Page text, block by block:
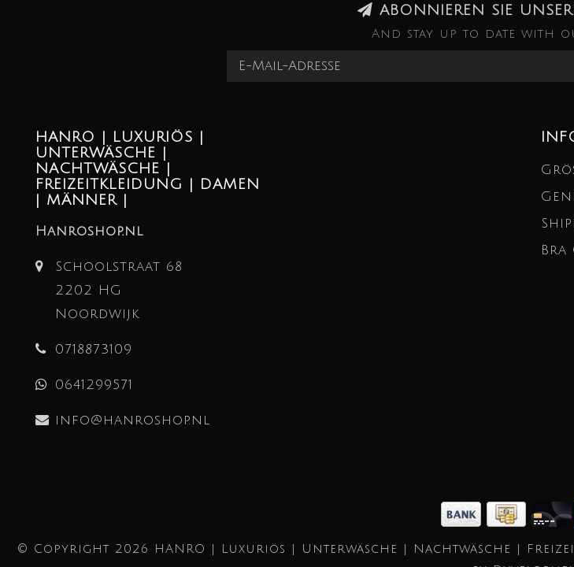
ABONNIEREN SIE
And stay up to date with
HANRO | LUXURIÖS |
UNTERWÄSCHE |
NACHTWÄSCHE |
FREIZEITKLEIDUNG | DAMEN
| MÄNNER |
Hanroshop.nl
Schoolstraat 68
2202 HG
Noordwijk
0718873109
0641299571
info@hanroshop.nl
Bra
© Copyright 2026 HANRO | Luxuriös | Unterwäsche | Nachtwäsche |